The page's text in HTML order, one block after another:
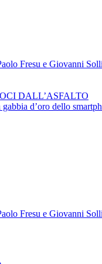
Fresu e Giovanni
DALL’ASFALTO
d’oro dello
Fresu e Giovanni